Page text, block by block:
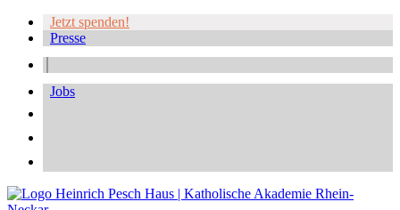
Jetzt spenden!
Presse
Jobs